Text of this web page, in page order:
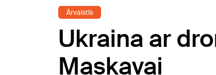
Ārvalstīs
Ukraina ar
Maskavai